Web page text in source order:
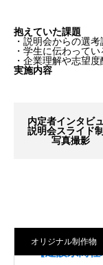
抱えていた課題
・説明会からの選
・学生に伝わって
・企業理解や志望
実施内容
内定者インタビ
説明会スライド
写真撮影